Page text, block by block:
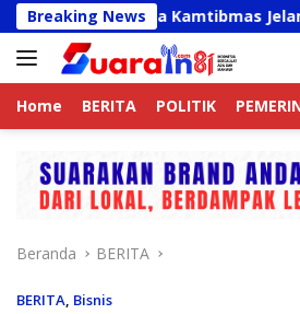
Langsung
ke
konten
Breaking News
Jaga Kamtibmas Jelang HUT RI
Home BERITA POLITIK
Beranda BERITA
BERITA, Bisnis